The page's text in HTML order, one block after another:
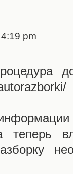
pm
теперь